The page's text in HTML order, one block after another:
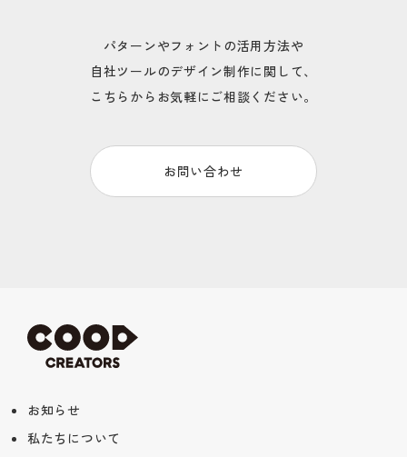
パターンやフォントの活用方法や
自社ツールのデザイン制作に関して、
こちらからお気軽にご相談ください。
お問い合わせ
お知らせ
私たちについて